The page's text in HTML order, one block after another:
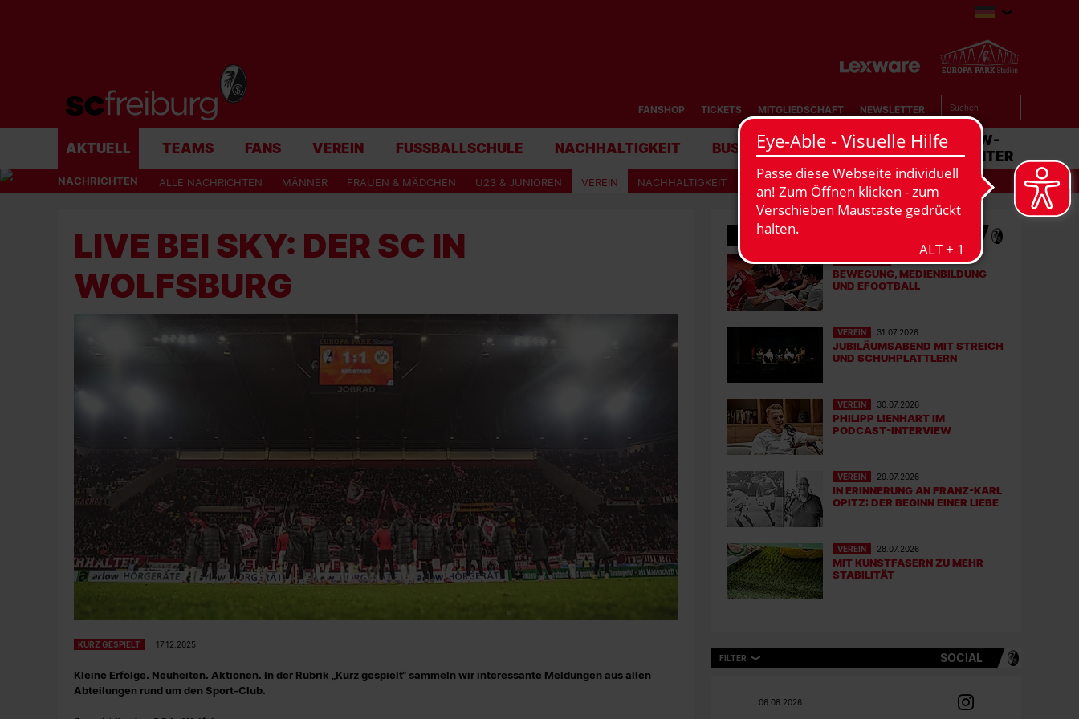
FANSHOP TICKETS MITGLIEDSCHAFT NEWSLETTER
AKTUELL TEAMS FANS VEREIN FUSSBALLSCHULE NACHHALTIGKEIT BUSINESS STADION MATCHCENTER
NACHRICHTEN ALLE NACHRICHTEN MÄNNER FRAUEN & MÄDCHEN U23 & JUNIOREN VEREIN NACHHALTIGKEIT
LIVE BEI SKY: DER SC IN
WOLFSBURG
KURZ GESPIELT 17.12.2025
Kleine Erfolge. Neuheiten. Aktionen. In der Rubrik „Kurz gespielt“ sammeln wir interessante Meldungen aus allen
Abteilungen rund um den Sport-Club.
EFOOTBALL 06.08.2026
BEWEGUNG, MEDIENBILDUNG
UND EFOOTBALL
VEREIN 31.07.2026
JUBILÄUMSABEND MIT STREICH
UND SCHUHPLATTLERN
VEREIN 30.07.2026
PHILIPP LIENHART IM
PODCAST-INTERVIEW
VEREIN 29.07.2026
IN ERINNERUNG AN FRANZ-KARL
OPITZ: DER BEGINN EINER LIEBE
VEREIN 28.07.2026
MIT KUNSTFASERN ZU MEHR
STABILITÄT
SOCIAL
FILTER
06.08.2026